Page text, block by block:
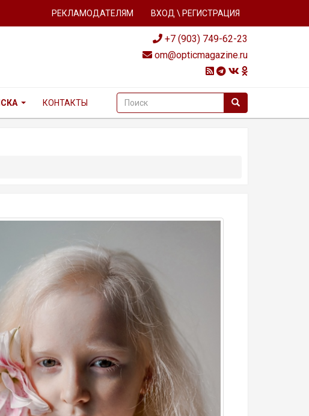
РЕКЛАМОДАТЕЛЯМ ВХОД \ РЕГИСТРАЦИЯ
+7 (903) 749-62-23
om@opticmagazine.ru
КОНТАКТЫ